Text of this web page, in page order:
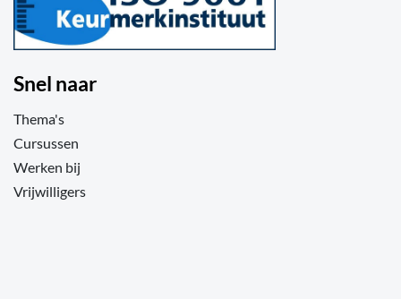
Snel naar
Thema's
Cursussen
Werken bij
Vrijwilligers